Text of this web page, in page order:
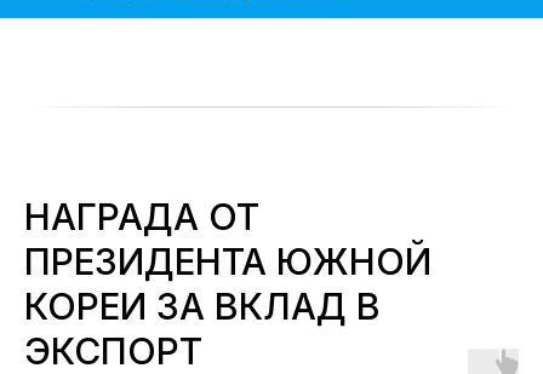
НАГРАДА ОТ
ПРЕЗИДЕНТА ЮЖНОЙ
КОРЕИ ЗА ВКЛАД В
ЭКСПОРТ